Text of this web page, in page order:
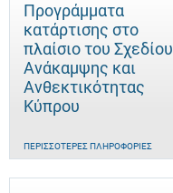
Προγράμματα
κατάρτισης στο
πλαίσιο του Σχεδίου
Ανάκαμψης και
Ανθεκτικότητας
Κύπρου
ΠΕΡΙΣΣΌΤΕΡΕΣ ΠΛΗΡΟΦΟΡΊΕΣ